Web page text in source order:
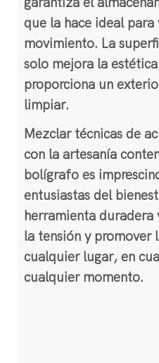
que la hace ideal
movimiento. La
solo mejora la
proporciona un
limpiar.
Mezclar técnicas de
con la artesanía
bolígrafo es
entusiastas del
herramienta
la tensión y promover
cualquier lugar, en
cualquier momento.